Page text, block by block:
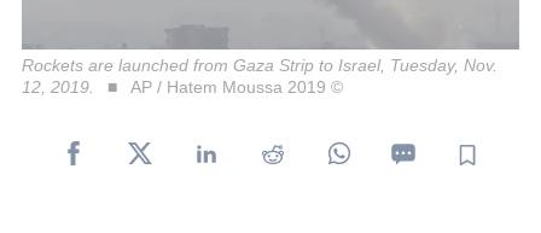
Rockets are launched from Gaza Strip to Israel, Tuesday, Nov.
12, 2019.
AP / Hatem Moussa 2019 ©